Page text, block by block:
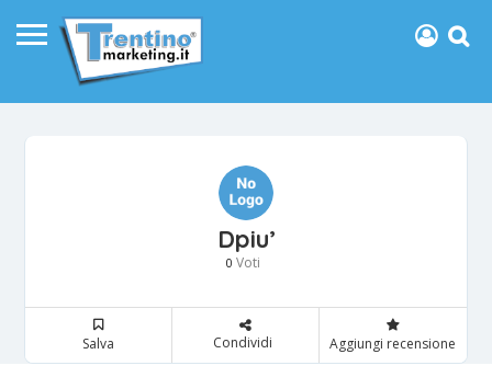
Dpiu’
0 Voti
Salva Condividi Aggiungi recensione